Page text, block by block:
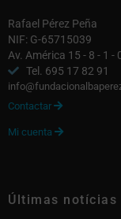
Rafael Pérez Peña
NIF: G-65715039
Av. América 15 - 8 - 1
Tel. 695 17 82 91
Contactar 
Mi cuenta 
Últimas notícias